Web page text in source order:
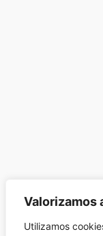
Valorizamos
Utilizamos